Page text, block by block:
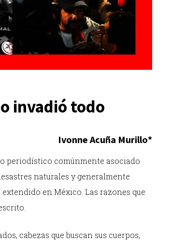
invadió todo
Ivonne Acuña Murillo*
periodístico comúnmente asociado
naturales y generalmente
en México. Las razones que
cabezas que buscan sus cuerpos,